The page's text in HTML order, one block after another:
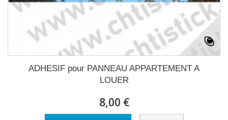
ADHESIF pour PANNEAU APPARTEMENT A
LOUER
8,00 €